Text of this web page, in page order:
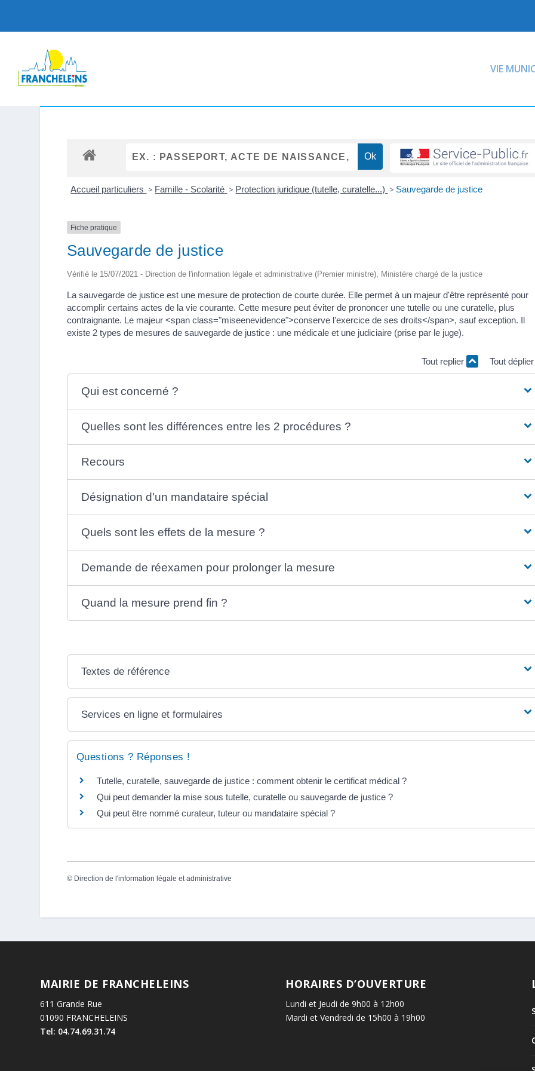
VIE
Accueil particuliers > Famille - Scolarité > Protection juridique (tutelle, curatelle...) > Sauvegarde de justice
Fiche pratique
Sauvegarde de justice
Vérifié le 15/07/2021 - Direction de l'information légale et administrative (Premier ministre), Ministère chargé de la justice
La sauvegarde de justice est une mesure de protection de courte durée. Elle permet à un majeur d'être représenté pour
accomplir certains actes de la vie courante. Cette mesure peut éviter de prononcer une tutelle ou une curatelle, plus
contraignante. Le majeur <span class="miseenevidence">conserve l'exercice de ses droits</span>, sauf exception. Il
existe 2 types de mesures de sauvegarde de justice : une médicale et une judiciaire (prise par le juge).
Tout replier Tout
Qui est concerné ?
Quelles sont les différences entre les 2 procédures ?
Recours
Désignation d'un mandataire spécial
Quels sont les effets de la mesure ?
Demande de réexamen pour prolonger la mesure
Quand la mesure prend fin ?
Textes de référence
Services en ligne et formulaires
Questions ? Réponses !
Tutelle, curatelle, sauvegarde de justice : comment obtenir le certificat médical ?
Qui peut demander la mise sous tutelle, curatelle ou sauvegarde de justice ?
Qui peut être nommé curateur, tuteur ou mandataire spécial ?
© Direction de l'information légale et administrative
MAIRIE DE FRANCHELEINS
611 Grande Rue
01090 FRANCHELEINS
Tel: 04.74.69.31.74
HORAIRES D’OUVERTURE
Lundi et Jeudi de 9h00 à 12h00
Mardi et Vendredi de 15h00 à 19h00